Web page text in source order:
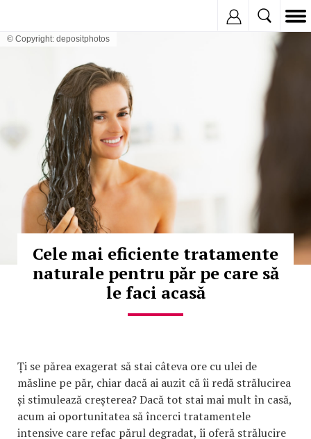
© Copyright: depositphotos
Cele mai eficiente tratamente
naturale pentru păr pe care să
le faci acasă
Ți se părea exagerat să stai câteva ore cu ulei de
măsline pe păr, chiar dacă ai auzit că îi redă strălucirea
și stimulează creșterea? Dacă tot stai mai mult în casă,
acum ai oportunitatea să încerci tratamentele
intensive care refac părul degradat, îi oferă strălucire